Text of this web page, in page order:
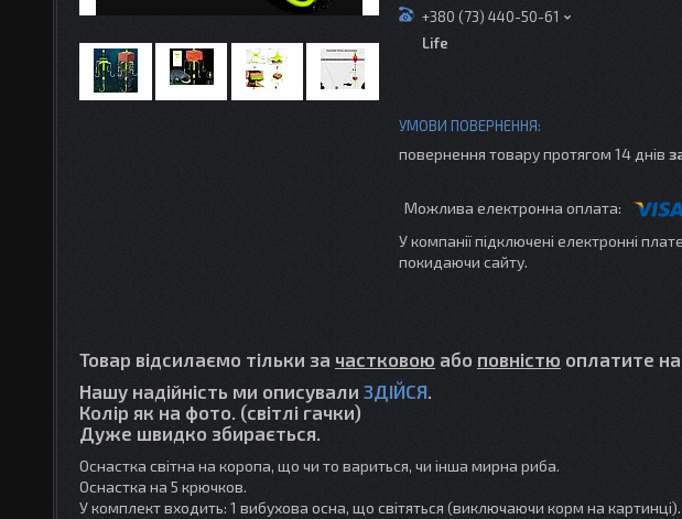
+380 (73) 440-50-61
Life
повернення товару протягом 14 днів
У компанії підключені електронні
покидаючи сайту.
Товар відсилаємо тільки за частковою або повністю оплатите
Нашу надійність ми описували ЗДІЙСЯ
Колір як на фото. (світлі гачки)
Дуже швидко збирається.
Оснастка світна на коропа, що чи то вариться, чи інша мирна риба.
Оснастка на 5 крючков.
У комплект входить: 1 вибухова осна, що світяться (виключаючи корм на картинці).